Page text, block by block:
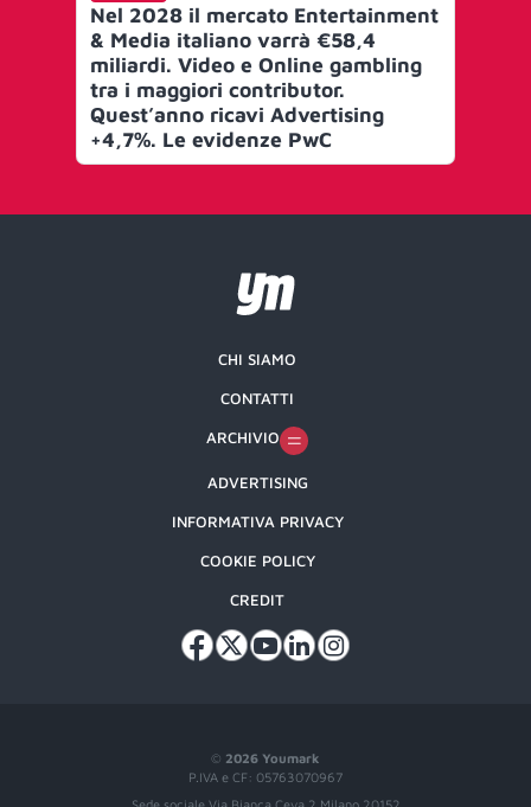
Nel 2028 il mercato Entertainment
& Media italiano varrà €58,4
miliardi. Video e Online gambling
tra i maggiori contributor.
Quest’anno ricavi Advertising
+4,7%. Le evidenze PwC
© 2026 Youmark
P.IVA e CF: 05763070967
CHI SIAMO
CONTATTI
ARCHIVIO
ADVERTISING
INFORMATIVA PRIVACY
COOKIE POLICY
CREDIT